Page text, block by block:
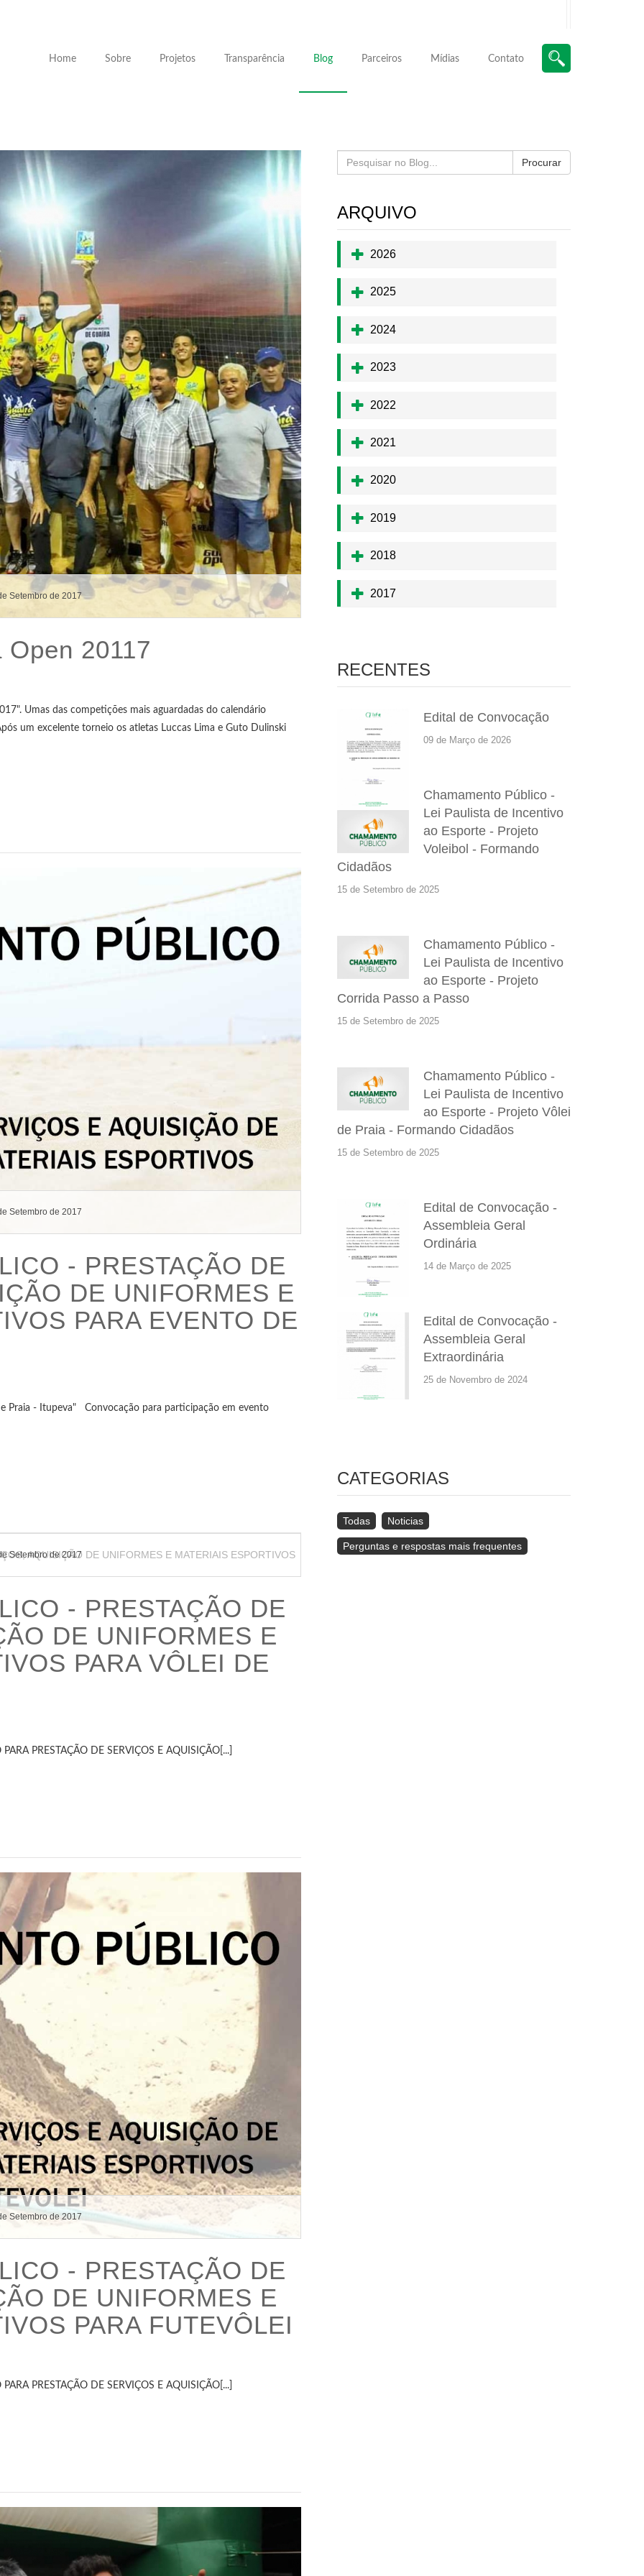
Home Sobre Projetos Transparência Blog Parceiros Mídias Contato
Setembro de 2017
20117
Umas das competições mais aguardadas do calendário
um excelente torneio os atletas Luccas Lima e Guto Dulinski
Setembro de 2017
- PRESTAÇÃO DE
DE UNIFORMES E
PARA EVENTO DE
Praia - Itupeva" Convocação para participação em evento
Setembro de 2017
- PRESTAÇÃO DE
DE UNIFORMES E
PARA VÔLEI DE
PRESTAÇÃO DE SERVIÇOS E AQUISIÇÃO[...]
Setembro de 2017
- PRESTAÇÃO DE
DE UNIFORMES E
PARA FUTEVÔLEI
PRESTAÇÃO DE SERVIÇOS E AQUISIÇÃO[...]
Procurar
ARQUIVO
2026
2025
2024
2023
2022
2021
2020
2019
2018
2017
RECENTES
Edital de Convocação
09 de Março de 2026
Chamamento Público -
Lei Paulista de Incentivo
ao Esporte - Projeto
Voleibol - Formando
Cidadãos
15 de Setembro de 2025
Chamamento Público -
Lei Paulista de Incentivo
ao Esporte - Projeto
Corrida Passo a Passo
15 de Setembro de 2025
Chamamento Público -
Lei Paulista de Incentivo
ao Esporte - Projeto Vôlei
de Praia - Formando Cidadãos
15 de Setembro de 2025
Edital de Convocação -
Assembleia Geral
Ordinária
14 de Março de 2025
Edital de Convocação -
Assembleia Geral
Extraordinária
25 de Novembro de 2024
CATEGORIAS
Todas Noticias
Perguntas e respostas mais frequentes